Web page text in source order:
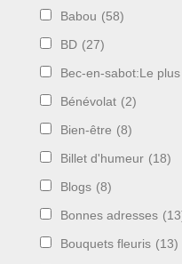
Babou (58)
BD (27)
Bec-en-sabot:Le
Bénévolat (2)
Bien-être (8)
Billet d'humeur (18)
Blogs (8)
Bonnes adresses
Bouquets fleuris (13)